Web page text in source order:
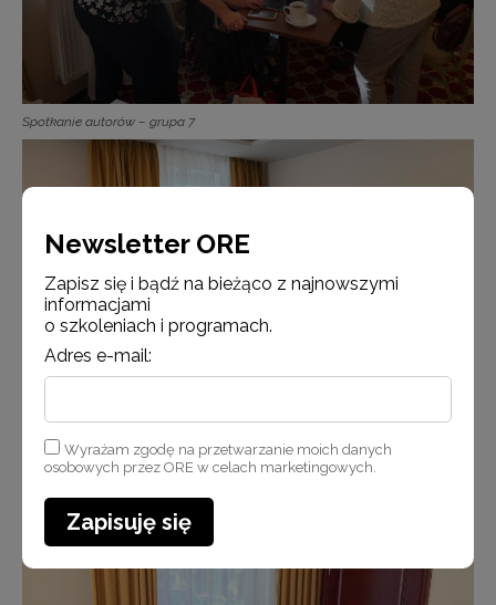
Spotkanie autorów – grupa 7
Spotkanie autorów – grupa 8
Newsletter ORE
Zapisz się i bądź na bieżąco z najnowszymi
informacjami
o szkoleniach i programach.
Adres e-mail:
Wyrażam zgodę na przetwarzanie moich danych
osobowych przez ORE w celach marketingowych.
Zapisuję się